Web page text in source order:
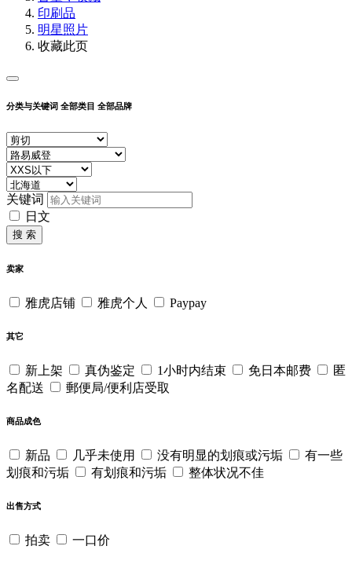
印刷品
明星照片
收藏此页
分类与关键词 全部类目 全部品牌
关键词
日文
搜 索
卖家
雅虎店铺 雅虎个人 Paypay
其它
新上架 真伪鉴定 1小时内结束 免日本邮费
匿
名配送
郵便局/便利店受取
商品成色
新品 几乎未使用 没有明显的划痕或污垢
有一些
划痕和污垢
有划痕和污垢 整体状况不佳
出售方式
拍卖 一口价